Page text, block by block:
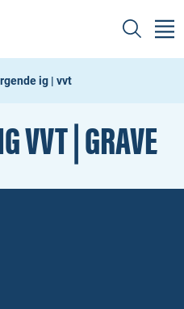
ig | vvt
VVT | GRAVE